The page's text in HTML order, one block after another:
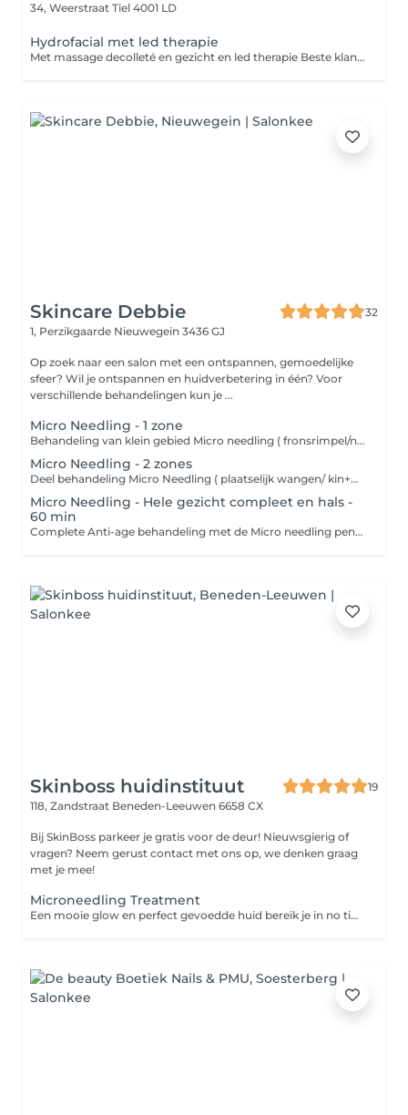
34, Weerstraat Tiel 4001 LD
Hydrofacial met led therapie
Met massage decolleté en gezicht en led therapie Beste klant, Wij vragen u vriendelijk om zonder make-up naar uw gezichtsbehandeling te komen. Zo kunnen wij uw huid beter reinigen en het beste resultaat behalen. Bedankt voor uw medewerking!
Skincare Debbie
32
1, Perzikgaarde Nieuwegein 3436 GJ
Op zoek naar een salon met een ontspannen, gemoedelijke
sfeer? Wil je ontspannen en huidverbetering in één? Voor
verschillende behandelingen kun je ...
Micro Needling - 1 zone
Behandeling van klein gebied Micro needling ( fronsrimpel/neus lipplooi/bovenlip/litteken) - Reingen van de huid - Micro needling gewenste gebied met intensief serum - Dag/nacht verzorging Microneedling is een cosmetische behandeling waarbij met een apparaat microscopisch kleine naaldjes over de huid gaan. Deze naaldjes prikken hele kleine gaatjes in de huid. Dit klinkt misschien heftig, maar deze "micro-wondjes" activeren het natuurlijke genezingsproces van het lichaam. Wat doet microneedling voor een strakkere huid? De kleine prikjes stimuleren het lichaam om: - Collageen aan te maken zorgt voor een stevigere huidstructuur - Elastine aan te maken helpt de huid om veerkrachtiger en soepeler te blijven - Celvernieuwing te bevorderen wat zorgt voor een frissere uitstraling Hierdoor wordt de huid: - Strakker - Gladder - Minder verslapt - Egaler in teint en textuur
Micro Needling - 2 zones
Deel behandeling Micro Needling ( plaatselijk wangen/ kin+mond+neuslipplooi / ogen / voorhoofd /hals) - Reingen van de huid - Micro needling gewenste gebied incl. intensief serum - Kalmerend masker - Dag/nacht verzorging Behandeling van klein gebied Micro needling ( fronsrimpel/neus lipplooi/bovenlip/litteken) - Reingen van de huid - Micro needling gewenste gebied met intensief serum - Dag/nacht verzorging Microneedling is een cosmetische behandeling waarbij met een apparaat microscopisch kleine naaldjes over de huid gaan. Deze naaldjes prikken hele kleine gaatjes in de huid. Dit klinkt misschien heftig, maar deze "micro-wondjes" activeren het natuurlijke genezingsproces van het lichaam. Wat doet microneedling voor een strakkere huid? De kleine prikjes stimuleren het lichaam om: - Collageen aan te maken zorgt voor een stevigere huidstructuur - Elastine aan te maken helpt de huid om veerkrachtiger en soepeler te blijven - Celvernieuwing te bevorderen wat zorgt voor een frissere uitstraling Hierdoor wordt de huid: - Strakker - Gladder - Minder verslapt - Egaler in teint en textuur
Micro Needling - Hele gezicht compleet en hals -
60 min
Complete Anti-age behandeling met de Micro needling pen. - Reinigen van de huid - Epileren/waxen wenkbrauwen - Milde peeling - Micro Needling totale gezicht en hals met gebruik van intensief ampul - Kalmerend masker - Massage nek/hals/decollete - Dag/nacht verzorging Behandeling van klein gebied Micro needling ( fronsrimpel/neus lipplooi/bovenlip/litteken) - Reingen van de huid - Micro needling gewenste gebied met intensief serum - Dag/nacht verzorging Microneedling is een cosmetische behandeling waarbij met een apparaat microscopisch kleine naaldjes over de huid gaan. Deze naaldjes prikken hele kleine gaatjes in de huid. Dit klinkt misschien heftig, maar deze "micro-wondjes" activeren het natuurlijke genezingsproces van het lichaam. Wat doet microneedling voor een strakkere huid? De kleine prikjes stimuleren het lichaam om: - Collageen aan te maken zorgt voor een stevigere huidstructuur - Elastine aan te maken helpt de huid om veerkrachtiger en soepeler te blijven - Celvernieuwing te bevorderen wat zorgt voor een frissere uitstraling Hierdoor wordt de huid: - Strakker - Gladder - Minder verslapt - Egaler in teint en textuur
Skinboss huidinstituut
19
118, Zandstraat Beneden-Leeuwen 6658 CX
Bij SkinBoss parkeer je gratis voor de deur! Nieuwsgierig of
vragen? Neem gerust contact met ons op, we denken graag
met je mee!
Microneedling Treatment
Een mooie glow en perfect gevoedde huid bereik je in no time dankzij microneedling. De minuscule naaldjes perforeren de huid op zachte wijze en maken kleine kanaaltjes in jouw huidoppervlak. Onze op maat gemaakte voedings-cocktails dringen hierdoor tot diepe huidlagen en maken ultieme voeding mogelijk. Je ziet direct verschil dat in de dagen na jouw behandeling nóg mooier wordt!